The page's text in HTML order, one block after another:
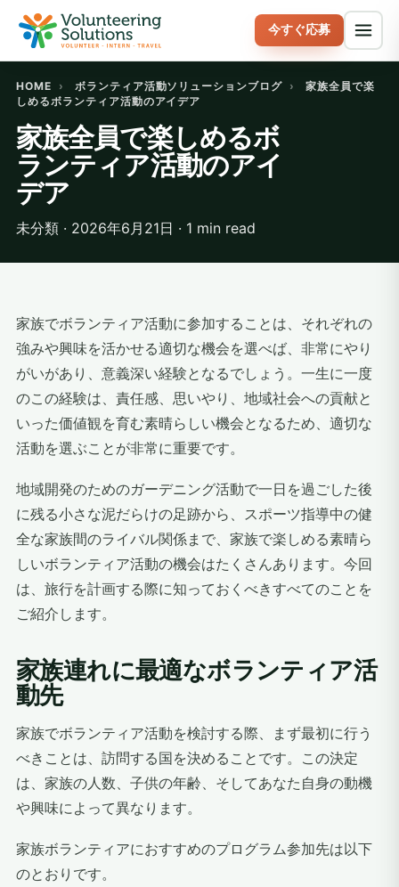
今すぐ応募
HOME › ボランティア活動ソリューションブログ ›
家族全員で楽
しめるボランティア活動のアイデア
家族全員で楽しめるボ
ランティア活動のアイ
デア
未分類 · 2026年6月21日 · 1 min read
家族でボランティア活動に参加することは、それぞれの
強みや興味を活かせる適切な機会を選べば、非常にやり
がいがあり、意義深い経験となるでしょう。一生に一度
のこの経験は、責任感、思いやり、地域社会への貢献と
いった価値観を育む素晴らしい機会となるため、適切な
活動を選ぶことが非常に重要です。
地域開発のためのガーデニング活動で一日を過ごした後
に残る小さな泥だらけの足跡から、スポーツ指導中の健
全な家族間のライバル関係まで、家族で楽しめる素晴ら
しいボランティア活動の機会はたくさんあります。今回
は、旅行を計画する際に知っておくべきすべてのことを
ご紹介します。
家族連れに最適なボランティア活
動先
家族でボランティア活動を検討する際、まず最初に行う
べきことは、訪問する国を決めることです。この決定
は、家族の人数、子供の年齢、そしてあなた自身の動機
や興味によって異なります。
家族ボランティアにおすすめのプログラム参加先は以下
のとおりです。